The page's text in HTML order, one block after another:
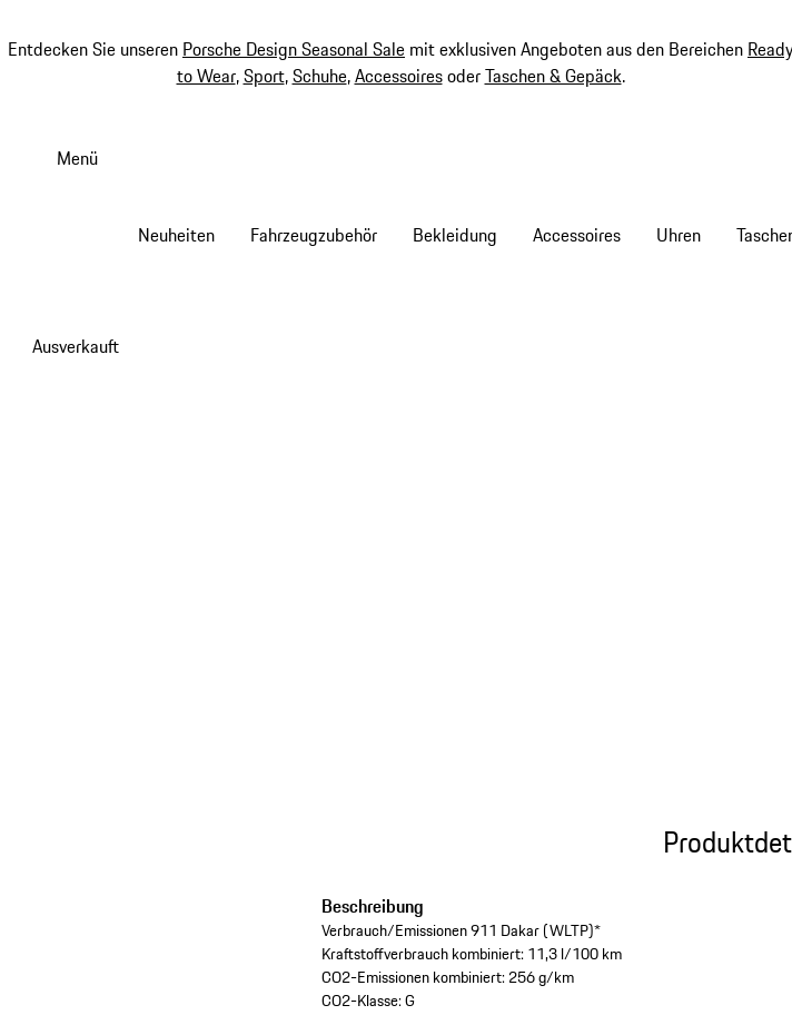
Entdecken Sie unseren Porsche Design Seasonal Sale mit exklusiven Angeboten aus den Bereichen Ready
to Wear,Sport,Schuhe,AccessoiresoderTaschen & Gepäck.
Hauptinhalt
Menü
Neuheiten Fahrzeugzubehör Bekleidung Accessoires Uhren
Ausverkauft
Beschreibung
Verbrauch/Emissionen 911 Dakar (WLTP)*
Kraftstoffverbrauch kombiniert: 11,3 l/100 km
CO2-Emissionen kombiniert: 256 g/km
CO2-Klasse: G